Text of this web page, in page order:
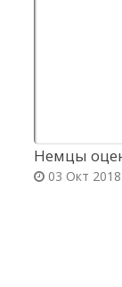
Немцы
03 Окт 2018